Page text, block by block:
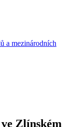
a mezinárodních
Zlínském